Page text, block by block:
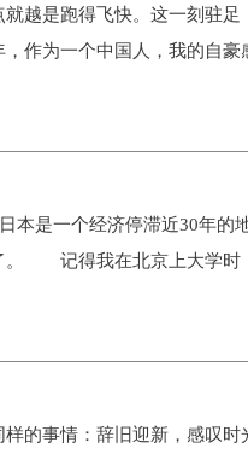
越是跑得飞快。这一刻驻
作为一个中国人，我的自
本是一个经济停滞近30年的
。 记得我在北京上大学时
事情：辞旧迎新，感叹时